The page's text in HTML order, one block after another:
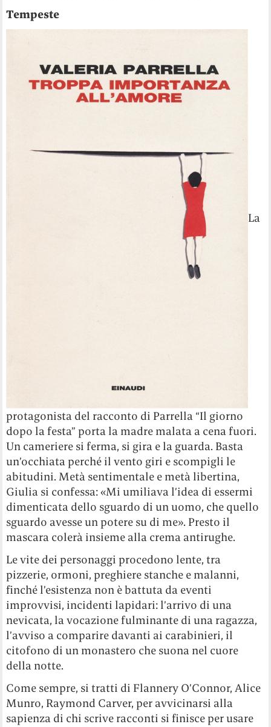
Tempeste
La
protagonista del racconto di Parrella “Il giorno
dopo la festa” porta la madre malata a cena fuori.
Un cameriere si ferma, si gira e la guarda. Basta
un’occhiata perché il vento giri e scompigli le
abitudini. Metà sentimentale e metà libertina,
Giulia si confessa: «Mi umiliava l’idea di essermi
dimenticata dello sguardo di un uomo, che quello
sguardo avesse un potere su di me». Presto il
mascara colerà insieme alla crema antirughe.
Le vite dei personaggi procedono lente, tra
pizzerie, ormoni, preghiere stanche e malanni,
finché l’esistenza non è battuta da eventi
improvvisi, incidenti lapidari: l’arrivo di una
nevicata, la vocazione fulminante di una ragazza,
l’avviso a comparire davanti ai carabinieri, il
citofono di un monastero che suona nel cuore
della notte.
Come sempre, si tratti di Flannery O’Connor, Alice
Munro, Raymond Carver, per avvicinarsi alla
sapienza di chi scrive racconti si finisce per usare